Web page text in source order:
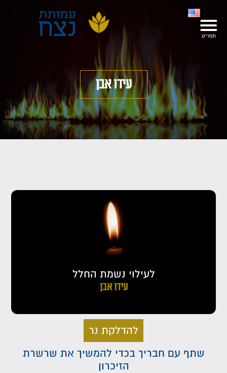
עידו אבן
לעילוי נשמת החלל
עידו אבן
להדלקת נר
שתף עם חבריך בכדי להמשיך את שרשרת
הזיכרון